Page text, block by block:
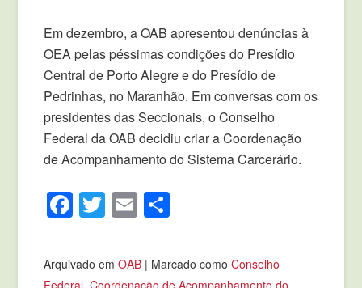
Em dezembro, a OAB apresentou denúncias à
OEA pelas péssimas condições do Presídio
Central de Porto Alegre e do Presídio de
Pedrinhas, no Maranhão. Em conversas com os
presidentes das Seccionais, o Conselho
Federal da OAB decidiu criar a Coordenação
de Acompanhamento do Sistema Carcerário.
Facebook
Twitter
Email
Arquivado emOAB | Marcado comoConselho
Federal,Coordenação de Acompanhamento do